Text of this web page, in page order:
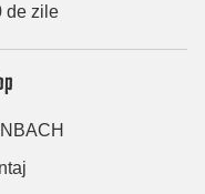
de zile